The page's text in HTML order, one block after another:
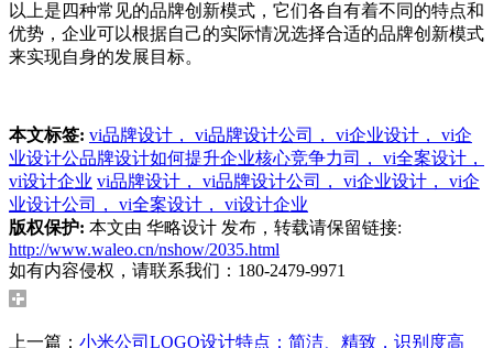
以上是四种常见的品牌创新模式，它们各自有着不同的特点和
优势，企业可以根据自己的实际情况选择合适的品牌创新模式
来实现自身的发展目标。
本文标签: vi品牌设计， vi品牌设计公司， vi企业设计， vi企
业设计公品牌设计如何提升企业核心竞争力司， vi全案设计，
vi设计企业 vi品牌设计， vi品牌设计公司， vi企业设计， vi企
业设计公司， vi全案设计， vi设计企业
版权保护: 本文由 华略设计 发布，转载请保留链接:
http://www.waleo.cn/nshow/2035.html
如有内容侵权，请联系我们：180-2479-9971
上一篇： 小米公司LOGO设计特点：简洁、精致，识别度高